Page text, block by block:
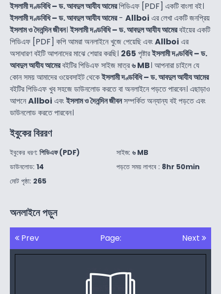
ইসলামী দণ্ডবিধি – ড. আবদুল আযীয আমেরপিডিএফ [PDF] একটি বাংলা বই।
ইসলামী দণ্ডবিধি – ড. আবদুল আযীয আমের- Allboi এর লেখা একটি জনপ্রিয়
ইসলাম ও দৈনন্দিন জীবন। ইসলামী দণ্ডবিধি – ড. আবদুল আযীয আমেরবইয়ের একটি
পিডিএফ [PDF] কপি আমরা অনলাইনে খুজে পেয়েছি এবংAllboi এর
অসাধারণ বইটি আপনাদের মাঝে শেয়ার করছি। 265 পৃষ্টারইসলামী দণ্ডবিধি – ড.
আবদুল আযীয আমেরবইটির পিডিএফ সাইজ মাত্র৬ MB। আপনারা চাইলে যে
কোন সময় আমাদের ওয়েবসাইট থেকেইসলামী দণ্ডবিধি – ড. আবদুল আযীয আমের
বইটির পিডিএফ খুব সহজে ডাউনলোড করতে বা অনলাইনে পড়তে পারবেন। এছাড়াও
আপনেAllboi এবংইসলাম ও দৈনন্দিন জীবনসম্পর্কিত অন্যান্য বই পড়তে এবং
ডাউনলোড করতে পারবেন।
ইবুকের বিররণ
ইবুকের ধরণ: পিডিএফ (PDF)
ডাউনলোড: 14
মোট পৃষ্ঠা: 265
সাইজ: ৬ MB
পড়তে সময় লাগবে : 8hr 50min
অনলাইনে পড়ুন
Prev Page: Next